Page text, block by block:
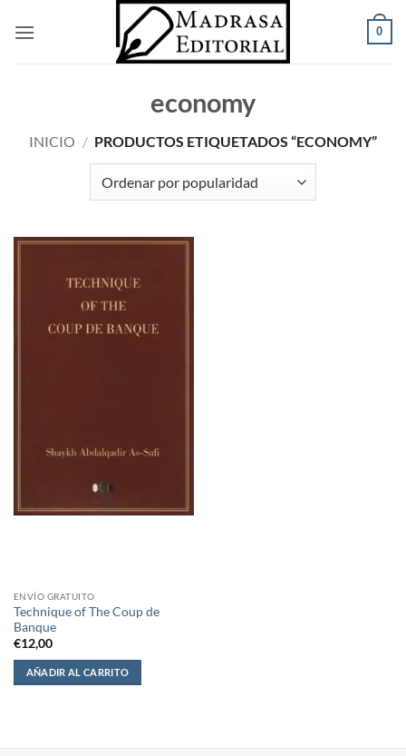
0
economy
INICIO / PRODUCTOS ETIQUETADOS “ECONOMY”
ENVÍO GRATUITO
Technique of The Coup de
Banque
€12,00
AÑADIR AL CARRITO